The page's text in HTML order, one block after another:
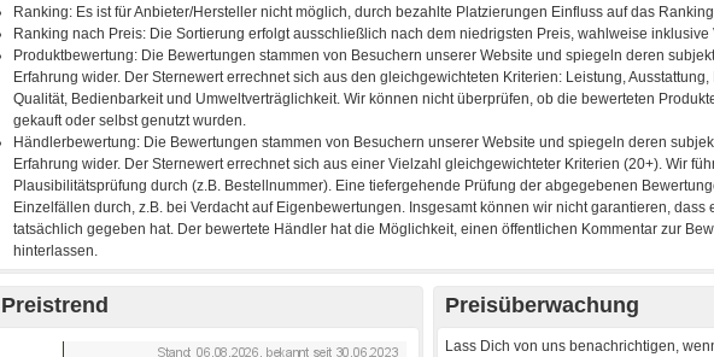
Preistrend Preisüberwachung
Lass Dich von uns benachrichtigen,